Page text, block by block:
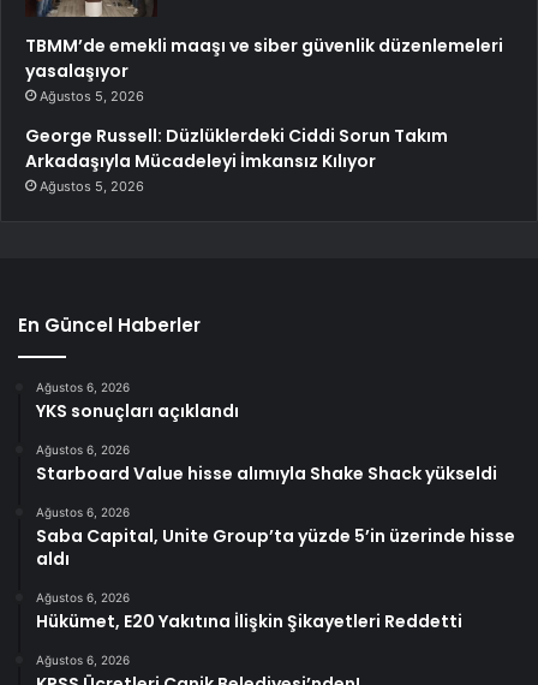
TBMM’de emekli maaşı ve siber güvenlik düzenlemeleri
yasalaşıyor
Ağustos 5, 2026
George Russell: Düzlüklerdeki Ciddi Sorun Takım
Arkadaşıyla Mücadeleyi İmkansız Kılıyor
Ağustos 5, 2026
En Güncel Haberler
Ağustos 6, 2026
YKS sonuçları açıklandı
Ağustos 6, 2026
Starboard Value hisse alımıyla Shake Shack yükseldi
Ağustos 6, 2026
Saba Capital, Unite Group’ta yüzde 5’in üzerinde hisse
aldı
Ağustos 6, 2026
Hükümet, E20 Yakıtına İlişkin Şikayetleri Reddetti
Ağustos 6, 2026